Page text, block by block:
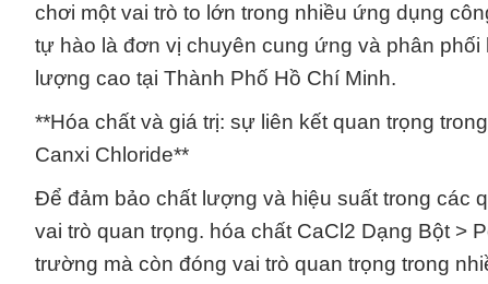
chơi một vai trò to lớn trong nhiều ứng dụng
tự hào là đơn vị chuyên cung ứng và phân
lượng cao tại Thành Phố Hồ Chí Minh.
**Hóa chất và giá trị: sự liên kết quan trọng
Canxi Chloride**
Để đảm bảo chất lượng và hiệu suất trong các
vai trò quan trọng. hóa chất CaCl2 Dạng Bột >
trường mà còn đóng vai trò quan trọng trong